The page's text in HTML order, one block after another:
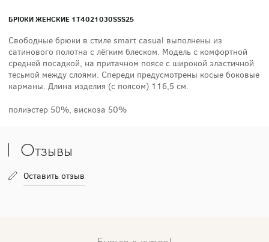
БРЮКИ ЖЕНСКИЕ 1T4021030SSS25
Свободные брюки в стиле smart casual выполнены из
сатинового полотна с лёгким блеском. Модель с комфортной
средней посадкой, на притачном поясе с широкой эластичной
тесьмой между слоями. Спереди предусмотрены косые боковые
карманы. Длина изделия (с поясом) 116,5 см.
полиэстер 50%, вискоза 50%
Отзывы
Оставить отзыв